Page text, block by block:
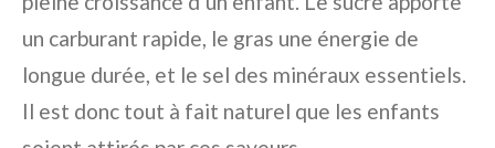
un carburant rapide, le gras une énergie de
longue durée, et le sel des minéraux essentiels.
Il est donc tout à fait naturel que les enfants